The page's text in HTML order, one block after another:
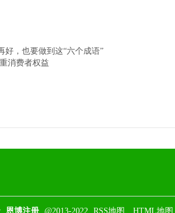
好，也要做到这“六个成语”
消费者权益
恩博注册 @2013-2022 RSS地图 HTML地图